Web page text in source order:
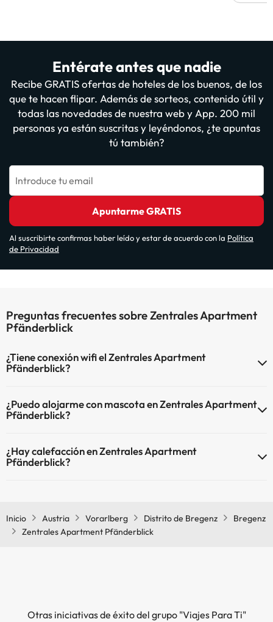
Entérate antes que nadie
Recibe GRATIS ofertas de hoteles de los buenos, de los
que te hacen flipar. Además de sorteos, contenido útil y
todas las novedades de nuestra web y App. 200 mil
personas ya están suscritas y leyéndonos, ¿te apuntas
tú también?
Introduce tu email
Apuntarme GRATIS
Al suscribirte confirmas haber leído y estar de acuerdo con la Política
de Privacidad
Preguntas frecuentes sobre Zentrales Apartment
Pfänderblick
¿Tiene conexión wifi el Zentrales Apartment
Pfänderblick?
¿Puedo alojarme con mascota en Zentrales Apartment
Pfänderblick?
¿Hay calefacción en Zentrales Apartment
Pfänderblick?
Inicio
Austria Vorarlberg Distrito de Bregenz
Bregenz
Zentrales Apartment Pfänderblick
Otras iniciativas de éxito del grupo "Viajes Para Ti"